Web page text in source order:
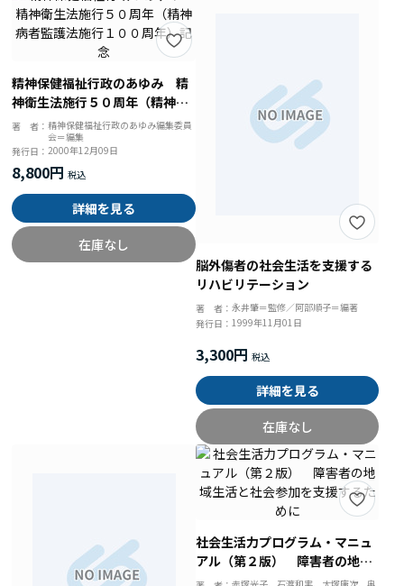
精神保健福祉行政のあゆみ 精
神衛生法施行５０周年（精神病
者監護法施行１００周年）記念
著 者：精神保健福祉行政のあゆみ編集委員
会＝編集
発行日：2000年12月09日
8,800円
詳細を見る
在庫なし
脳外傷者の社会生活を支援する
リハビリテーション
著 者： 永井肇＝監修／阿部順子＝編著
発行日： 1999年11月01日
3,300円
詳細を見る
在庫なし
社会生活力プログラム・マニュ
アル（第２版） 障害者の地域
生活と社会参加を支援するため